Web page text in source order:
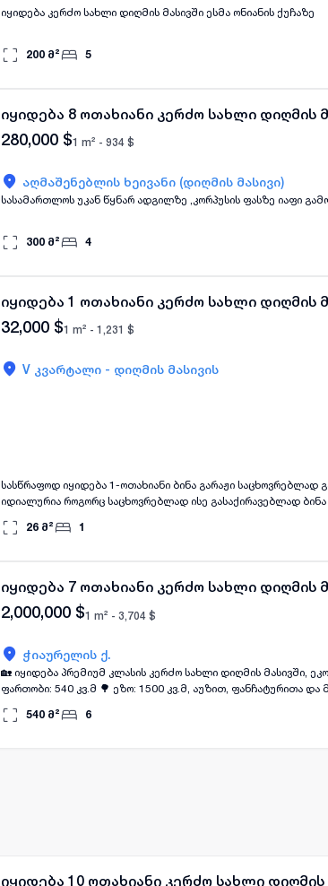
იყიდება კერძო სახლი დიღმის მასივში ესმა ონიანის ქუჩაზე
200 მ² 5
იყიდება 8 ოთახიანი კერძო სახლი დიღმის
280,000 $1 m² - 934 $
აღმაშენებლის ხეივანი (დიღმის მასივი)
სასამართლოს უკან წყნარ ადგილზე ,კორპუსის ფასზე
300 მ² 4
იყიდება 1 ოთახიანი კერძო სახლი დიღმის
32,000 $1 m² - 1,231 $
V კვარტალი - დიღმის მასივის
სასწრაფოდ იყიდება 1-ოთახიანი ბინა გარაჟი საცხოვრებლად გადაკეთებული საჯარო რესტრის
იდიალურია როგორც საცხოვრებლად ისე გასაქირავებლად
32000$ დარეკეთ
26 მ² 1
იყიდება 7 ოთახიანი კერძო სახლი დიღმის
2,000,000 $1 m² - 3,704 $
ჭიაურელის ქ.
🏡 იყიდება პრემიუმ კლასის კერძო სახლი დიღმის მასივში,
ფართობი: 540 კვ.მ 🌳 ეზო: 1500 კვ.მ, აუზით, ფანჩატურითა და მრავალწლოვანი ნარგავებით. ✅ 3 მასტერბედრუმი ✅ 2
საძინებელი ✅ 1 კაბინეტი ✅ 6 სველი წერტილი ✅ იზოლირებული სამზარეულო ✅ სარდაფი ბუხრით იდეალური ვარიანტია
540 მ² 6
იყიდება 10 ოთახიანი კერძო სახლი დიღმის